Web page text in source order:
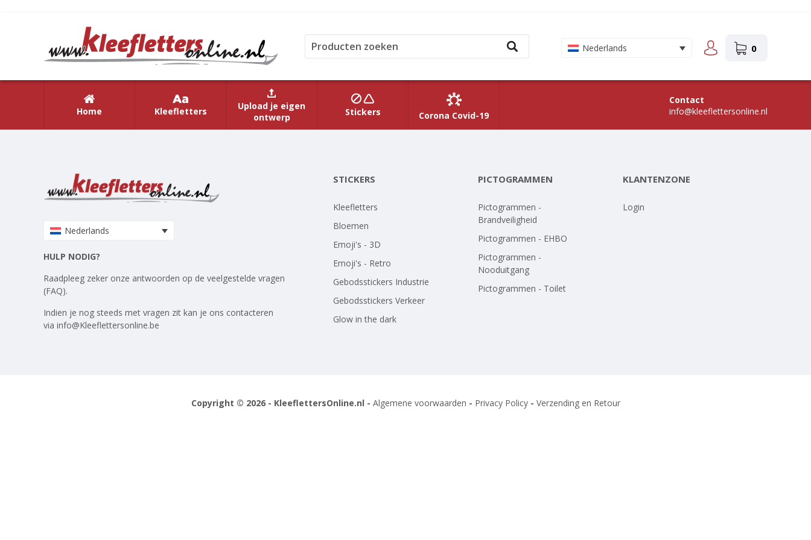
Nederlands 0
Home Kleefletters
Upload je eigen
ontwerp
Stickers Corona Covid-19
Contact
info@kleeflettersonline.nl
Nederlands
HULP NODIG?
Raadpleeg zeker onze antwoorden op de veelgestelde vragen
(FAQ).
Indien je nog steeds met vragen zit kan je ons contacteren
via info@Kleeflettersonline.be
STICKERS
Kleefletters
Bloemen
Emoji's - 3D
Emoji's - Retro
Gebodsstickers Industrie
Gebodsstickers Verkeer
Glow in the dark
PICTOGRAMMEN
Pictogrammen -
Brandveiligheid
Pictogrammen - EHBO
Pictogrammen -
Nooduitgang
Pictogrammen - Toilet
KLANTENZONE
Login
Copyright © 2026 - KleeflettersOnline.nl - Algemene voorwaarden - Privacy Policy- Verzending en Retour